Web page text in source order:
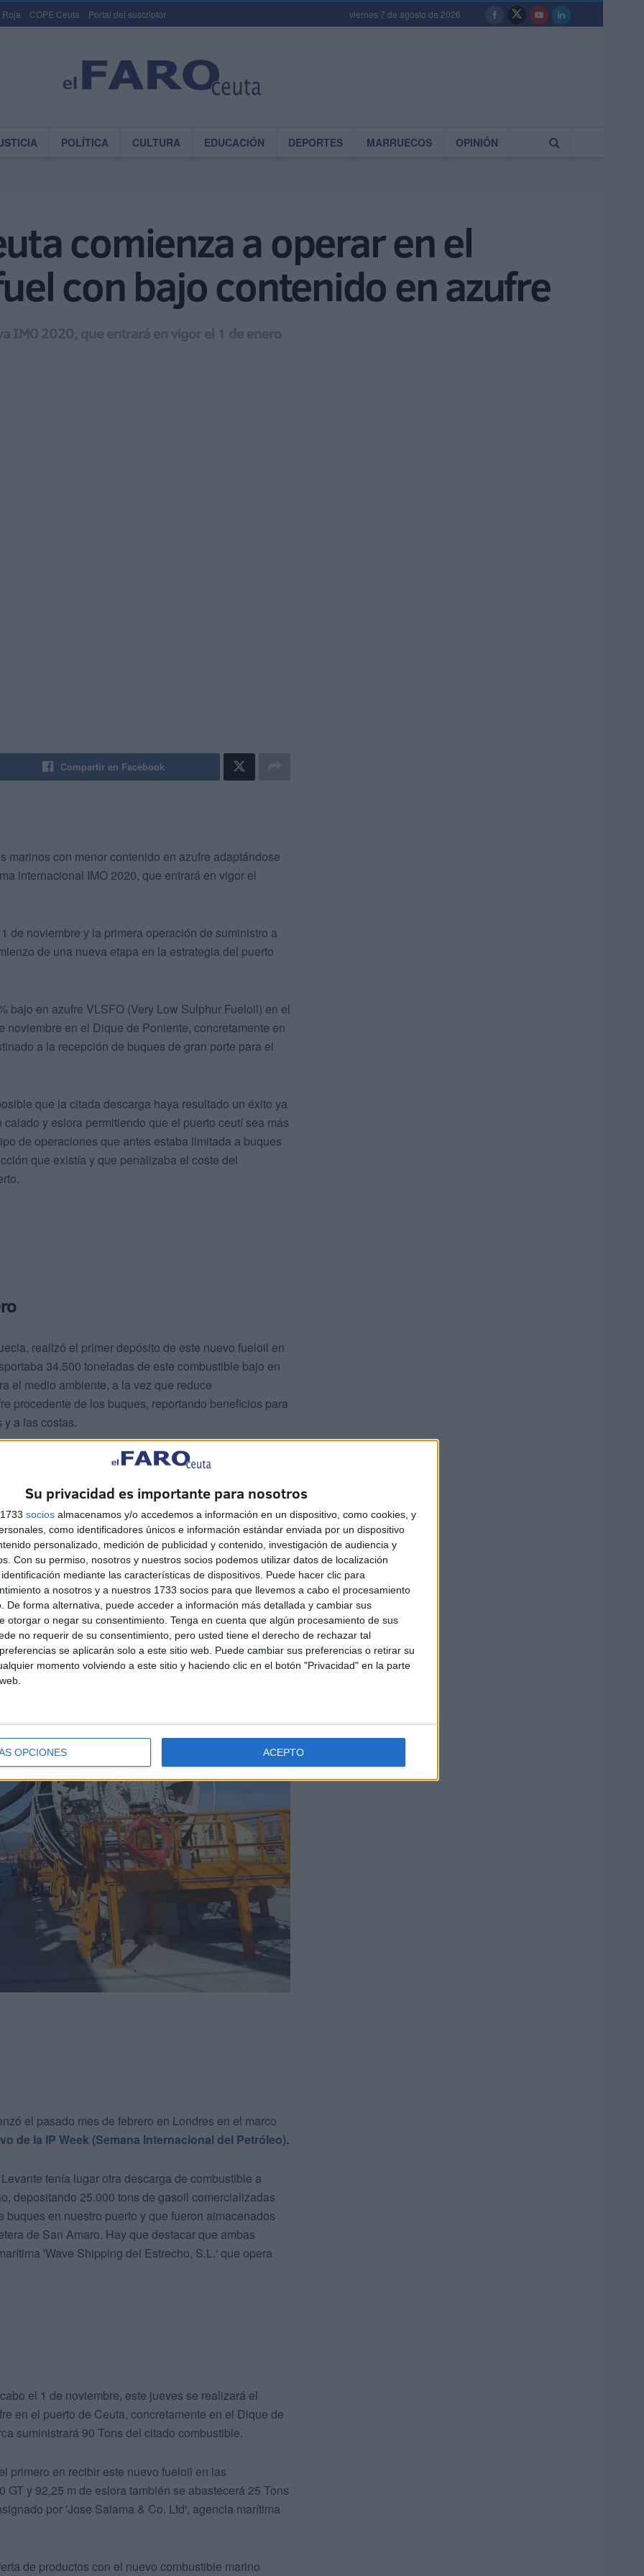
Su privacidad es importante para nosotros
socios almacenamos y/o accedemos a información en un dispositivo, como cookies, y
como identificadores únicos e información estándar enviada por un dispositivo
personalizado, medición de publicidad y contenido, investigación de audiencia y
Con su permiso, nosotros y nuestros socios podemos utilizar datos de localización
mediante las características de dispositivos. Puede hacer clic para
a nosotros y a nuestros 1733 socios para que llevemos a cabo el procesamiento
De forma alternativa, puede acceder a información más detallada y cambiar sus
otorgar o negar su consentimiento. Tenga en cuenta que algún procesamiento de sus
no requerir de su consentimiento, pero usted tiene el derecho de rechazar tal
se aplicarán solo a este sitio web. Puede cambiar sus preferencias o retirar su
momento volviendo a este sitio y haciendo clic en el botón "Privacidad" en la parte
OPCIONES ACEPTO
Roja COPE Ceuta Portal del suscriptor viernes 7 de agosto de 2026
POLÍTICA CULTURA EDUCACIÓN DEPORTES MARRUECOS OPINIÓN
comienza a operar en el
con bajo contenido en azufre
IMO 2020, que entrará en vigor el 1 de enero
Compartir en Facebook
marinos con menor contenido en azufre adaptándose
internacional IMO 2020, que entrará en vigor el
de noviembre y la primera operación de suministro a
de una nueva etapa en la estrategia del puerto
bajo en azufre VLSFO (Very Low Sulphur Fueloil) en el
en el Dique de Poniente, concretamente en
a la recepción de buques de gran porte para el
que la citada descarga haya resultado un éxito ya
y eslora permitiendo que el puerto ceutí sea más
de operaciones que antes estaba limitada a buques
que existía y que penalizaba el coste del
realizó el primer depósito de este nuevo fueloil en
34.500 toneladas de este combustible bajo en
el medio ambiente, a la vez que reduce
procedente de los buques, reportando beneficios para
a las costas.
de DÚCAR I y ha sido la empresa VILMA OIL la
que han tenido una duración de 35 horas. Cabe
la implicación de la empresa VILMA OIL en el
Puerto de Ceuta ya que ha hecho posible que dos
IMO-2020, el puerto de Ceuta esté en disposición de
lo demanden.
el pasado mes de febrero en Londres en el marco
de la IP Week (Semana Internacional del Petróleo).
tenía lugar otra descarga de combustible a
depositando 25.000 tons de gasoil comercializadas
en nuestro puerto y que fueron almacenados
de San Amaro. Hay que destacar que ambas
'Wave Shipping del Estrecho, S.L.' que opera
el 1 de noviembre, este jueves se realizará el
en el puerto de Ceuta, concretamente en el Dique de
suministrará 90 Tons del citado combustible.
primero en recibir este nuevo fueloil en las
y 92,25 m de eslora también se abastecerá 25 Tons
por 'Jose Salama & Co. Ltd', agencia marítima
de productos con el nuevo combustible marino